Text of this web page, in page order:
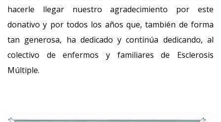
hacerle llegar nuestro agradecimiento por este
donativo y por todos los años que, también de forma
tan generosa, ha dedicado y continúa dedicando, al
colectivo de enfermos y familiares de Esclerosis
Múltiple.